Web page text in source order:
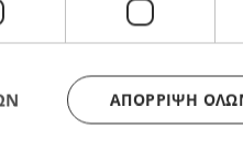
ΑΠΌΡΡΙΨΗ